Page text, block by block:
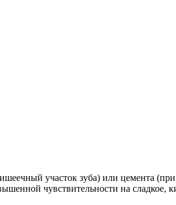
участок зуба) или цемента
чувствительности на сладкое,